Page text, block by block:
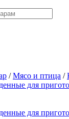
/Мясо и птица /